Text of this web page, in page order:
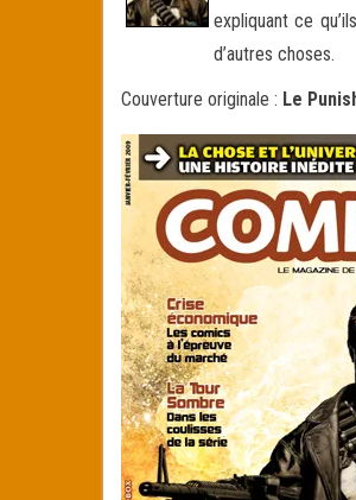
expliquant ce
d’autres choses.
Couverture originale : Le